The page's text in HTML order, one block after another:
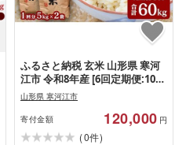
ふるさと納税 玄米 山形県 寒河
江市 令和8年産 [6回定期便:10月
開始偶数月コース] はえぬき 玄
米 合計60kg (10kg(5kg×2袋)× 6
回) 山形県産 新米 120…
山形県 寒河江市
寄付金額 120,000 円
(0件)